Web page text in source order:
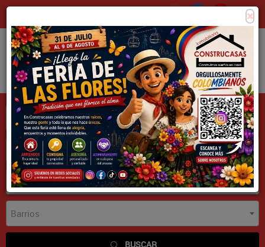
Tipo de inmueble
Municipios
Barrios
BUSCAR
×